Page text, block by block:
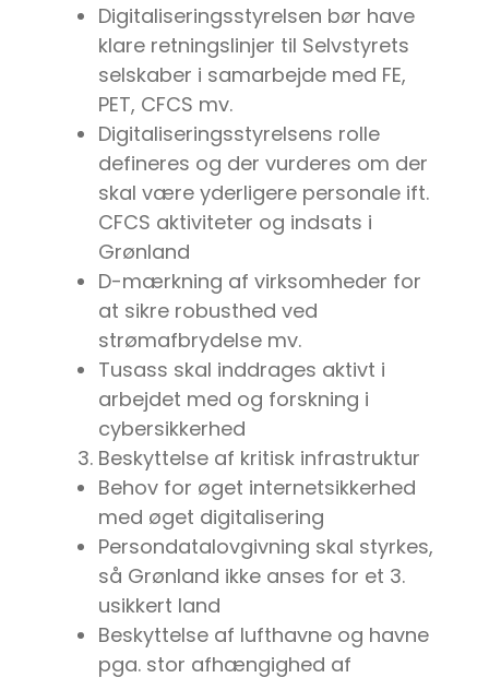
Digitaliseringsstyrelsen bør have
klare retningslinjer til Selvstyrets
selskaber i samarbejde med FE,
PET, CFCS mv.
Digitaliseringsstyrelsens rolle
defineres og der vurderes om der
skal være yderligere personale ift.
CFCS aktiviteter og indsats i
Grønland
D-mærkning af virksomheder for
at sikre robusthed ved
strømafbrydelse mv.
Tusass skal inddrages aktivt i
arbejdet med og forskning i
cybersikkerhed
Beskyttelse af kritisk infrastruktur
Behov for øget internetsikkerhed
med øget digitalisering
Persondatalovgivning skal styrkes,
så Grønland ikke anses for et 3.
usikkert land
Beskyttelse af lufthavne og havne
pga. stor afhængighed af